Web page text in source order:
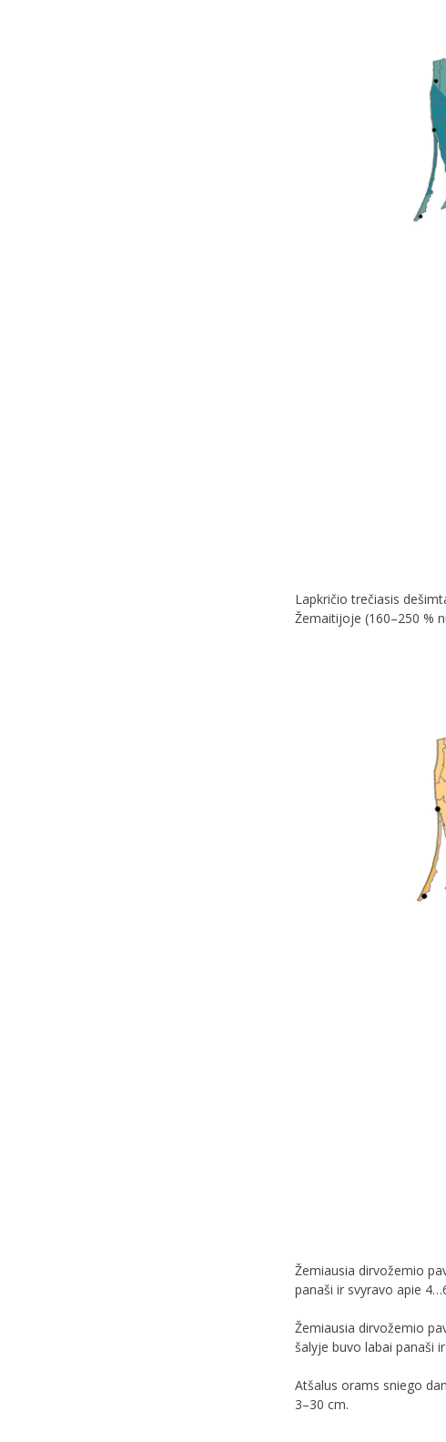
Lapkričio trečiasis
Žemaitijoje (160–250 %
Žemiausia dirvožemio
panaši ir svyravo apie
Žemiausia dirvožemio
šalyje buvo labai panaši
Atšalus orams sniego
3–30 cm.